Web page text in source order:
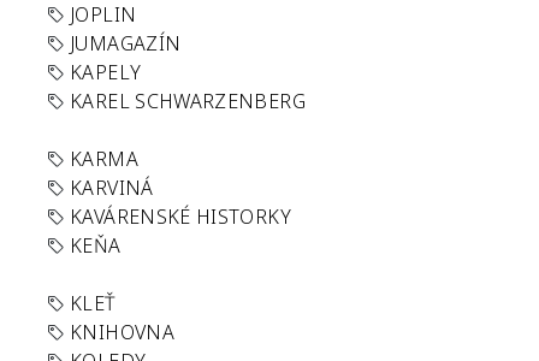
JOPLIN
JUMAGAZÍN
KAPELY
KAREL SCHWARZENBERG
KARMA
KARVINÁ
KAVÁRENSKÉ HISTORKY
KEŇA
KLEŤ
KNIHOVNA